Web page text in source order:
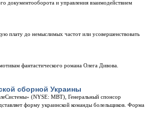
документооборота и управления взаимодействием
плату до немыслимых частот или усовершенствовать
фантастического романа Олега Дивова.
сборной Украины
(NYSE: MBT), Генеральный спонсор
форму украинской команды болельщиков. Форма